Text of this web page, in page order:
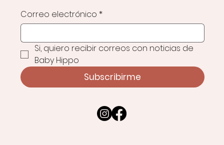
Correo electrónico *
Si, quiero recibir correos con noticias de
Baby Hippo
Subscribirme